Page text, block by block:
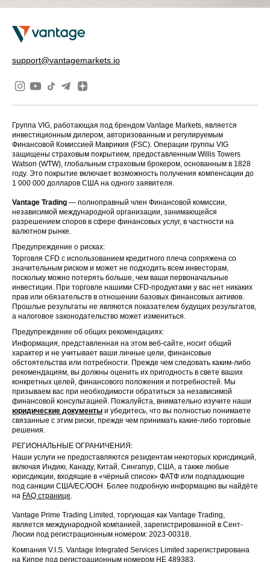
support@vantagemarkets.io
Группа VIG, работающая под брендом Vantage Markets, является
инвестиционным дилером, авторизованным и регулируемым
Финансовой Комиссией Маврикия (FSC). Операции группы VIG
защищены страховым покрытием, предоставленным Willis Towers
Watson (WTW), глобальным страховым брокером, основанным в 1828
году. Это покрытие включает возможность получения компенсации до
1 000 000 долларов США на одного заявителя.
Vantage Trading — полноправный член Финансовой комиссии,
независимой международной организации, занимающейся
разрешением споров в сфере финансовых услуг, в частности на
валютном рынке.
Предупреждение о рисках:
Торговля CFD с использованием кредитного плеча сопряжена со
значительным риском и может не подходить всем инвесторам,
поскольку можно потерять больше, чем ваши первоначальные
инвестиции. При торговле нашими CFD-продуктами у вас нет никаких
прав или обязательств в отношении базовых финансовых активов.
Прошлые результаты не являются показателем будущих результатов,
а налоговое законодательство может измениться.
Предупреждение об общих рекомендациях:
Информация, представленная на этом веб-сайте, носит общий
характер и не учитывает ваши личные цели, финансовые
обстоятельства или потребности. Прежде чем следовать каким-либо
рекомендациям, вы должны оценить их пригодность в свете ваших
конкретных целей, финансового положения и потребностей. Мы
призываем вас при необходимости обратиться за независимой
финансовой консультацией. Пожалуйста, внимательно изучите наши
юридические документы и убедитесь, что вы полностью понимаете
связанные с этим риски, прежде чем принимать какие-либо торговые
решения.
РЕГИОНАЛЬНЫЕ ОГРАНИЧЕНИЯ:
Наши услуги не предоставляются резидентам некоторых юрисдикций,
включая Индию, Канаду, Китай, Сингапур, США, а также любые
юрисдикции, входящие в «чёрный список» ФАТФ или подпадающие
под санкции США/ЕС/ООН. Более подробную информацию вы найдёте
на FAQ странице.
Vantage Prime Trading Limited, торгующая как Vantage Trading,
является международной компанией, зарегистрированной в Сент-
Люсии под регистрационным номером: 2023-00318.
Компания V.I.S. Vantage Integrated Services Limited зарегистрирована
на Кипре под регистрационным номером HE 489383.